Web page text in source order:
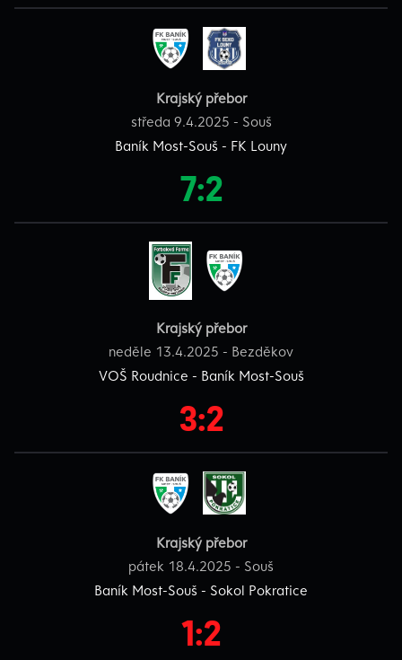
Krajský přebor
středa 9.4.2025 - Souš
Baník Most-Souš - FK Louny
7:2
Krajský přebor
neděle 13.4.2025 - Bezděkov
VOŠ Roudnice - Baník Most-Souš
3:2
Krajský přebor
pátek 18.4.2025 - Souš
Baník Most-Souš - Sokol Pokratice
1:2